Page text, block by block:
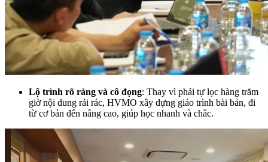
Lộ trình rõ ràng và cô đọng: Thay vì phải tự lọc hàng trăm
giờ nội dung rải rác, HVMO xây dựng giáo trình bài bản, đi
từ cơ bản đến nâng cao, giúp học nhanh và chắc.